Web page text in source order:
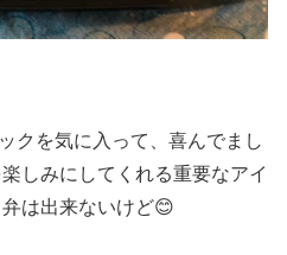
クを気に入って、喜んでまし
しみにしてくれる重要なアイ
は出来ないけど😊